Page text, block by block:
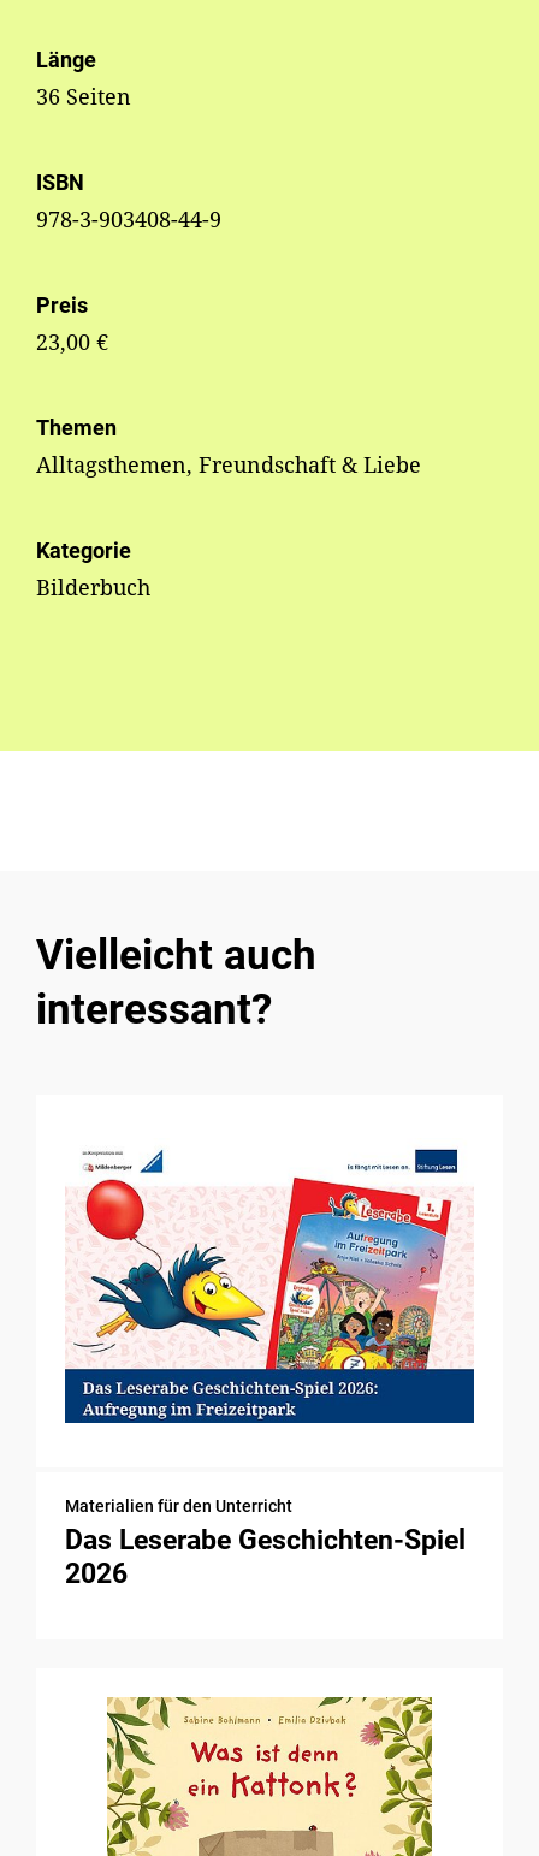
Länge
36 Seiten
ISBN
978-3-903408-44-9
Preis
23,00 €
Themen
Alltagsthemen, Freundschaft & Liebe
Kategorie
Bilderbuch
Vielleicht auch
interessant?
Materialien für den Unterricht
Das Leserabe Geschichten-Spiel
2026